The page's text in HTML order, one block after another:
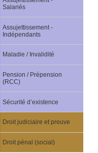
Salariés
Assujettissement -
Indépendants
Maladie / Invalidité
Pension / Prépension
(RCC)
Sécurité d’existence
Droit judiciaire et preuve
Droit pénal (social)